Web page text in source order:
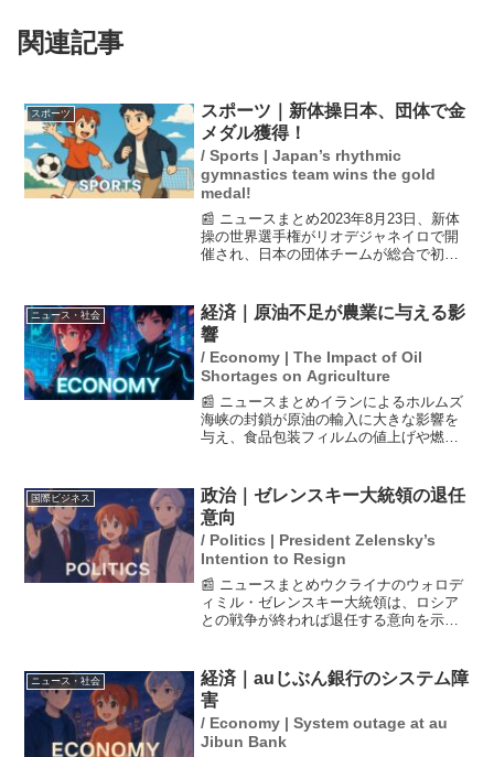
関連記事
スポーツ
スポーツ｜新体操日本、団体で金
メダル獲得！
/ Sports | Japan’s rhythmic
gymnastics team wins the gold
medal!
📰 ニュースまとめ2023年8月23日、新体
操の世界選手権がリオデジャネイロで開
催され、日本の団体チームが総合で初の
で、4大会ぶりの表彰台となります。村田
由香里...
ニュース・社会
経済｜原油不足が農業に与える影
響
/ Economy | The Impact of Oil
Shortages on Agriculture
📰 ニュースまとめイランによるホルムズ
海峡の封鎖が原油の輸入に大きな影響を
与え、食品包装フィルムの値上げや燃料
り、今後は電気・ガス・航空料金の値上
がりも予想される。政府は...
国際ビジネス
政治｜ゼレンスキー大統領の退任
意向
/ Politics | President Zelensky’s
Intention to Resign
📰 ニュースまとめウクライナのウォロデ
ィミル・ゼレンスキー大統領は、ロシア
との戦争が終われば退任する意向を示し
固執しない姿勢を明らかにしています。
ウクライナの安全を保障...
ニュース・社会
経済｜auじぶん銀行のシステム障
害
/ Economy | System outage at au
Jibun Bank